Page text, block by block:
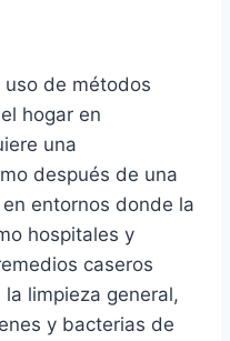
uso de métodos
hogar en
una
después de una
entornos donde la
hospitales y
caseros
limpieza general,
y bacterias de